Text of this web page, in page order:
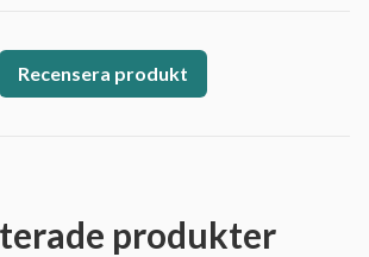
Recensera produkt
produkter